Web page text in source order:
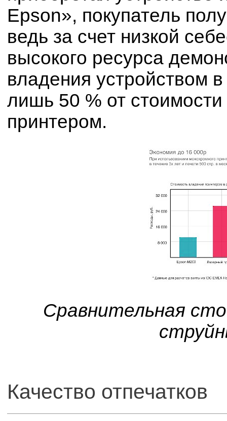
Epson», покупатель
ведь за счет низкой
высокого ресурса
владения устройством
лишь 50 % от
принтером.
Сравнительная
Качество отпечатков